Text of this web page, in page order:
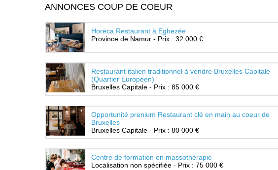
ANNONCES COUP DE COEUR
Horeca Restaurant à Eghezée
Province de Namur - Prix : 32 000 €
Restaurant italien traditionnel à vendre Bruxelles Capitale
(Quartier Européen)
Bruxelles Capitale - Prix : 85 000 €
Opportunité prenium Restaurant clé en main au coeur de
Bruxelles
Bruxelles Capitale - Prix : 80 000 €
Centre de formation en massothérapie
Localisation non spécifiée - Prix : 75 000 €